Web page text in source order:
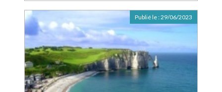
Publié le :29/06/2023